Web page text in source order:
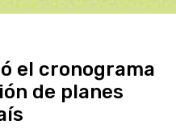
el cronograma
de planes